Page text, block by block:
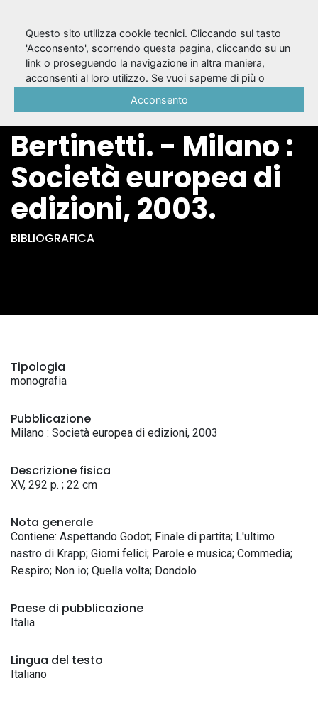
28: Samuel Beckett /
a cura di Paolo
Bertinetti. - Milano :
Società europea di
edizioni, 2003.
BIBLIOGRAFICA
Tipologia
monografia
Pubblicazione
Milano : Società europea di edizioni, 2003
Descrizione fisica
XV, 292 p. ; 22 cm
Nota generale
Contiene: Aspettando Godot; Finale di partita; L'ultimo
nastro di Krapp; Giorni felici; Parole e musica; Commedia;
Respiro; Non io; Quella volta; Dondolo
Paese di pubblicazione
Italia
Lingua del testo
Italiano
Questo sito utilizza cookie tecnici. Cliccando sul tasto
'Acconsento', scorrendo questa pagina, cliccando su un
link o proseguendo la navigazione in altra maniera,
acconsenti al loro utilizzo. Se vuoi saperne di più o
Acconsento